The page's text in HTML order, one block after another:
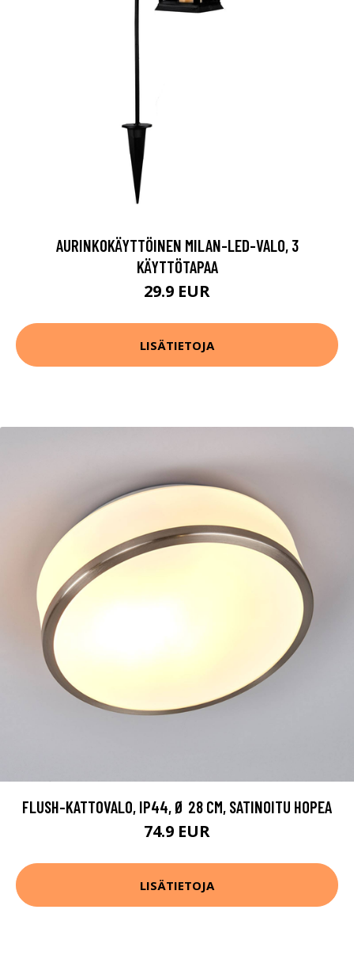
AURINKOKÄYTTÖINEN MILAN-LED-VALO, 3
KÄYTTÖTAPAA
29.9 EUR
LISÄTIETOJA
FLUSH-KATTOVALO, IP44, Ø 28 CM, SATINOITU HOPEA
74.9 EUR
LISÄTIETOJA